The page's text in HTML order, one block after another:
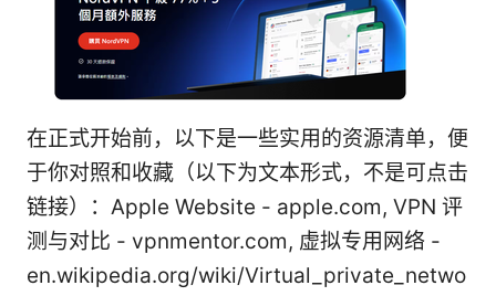
在正式开始前，以下是一些实用的资源清单，便
于你对照和收藏（以下为文本形式，不是可点击
链接）：Apple Website - apple.com, VPN 评
测与对比 - vpnmentor.com, 虚拟专用网络 -
en.wikipedia.org/wiki/Virtual_private_netwo